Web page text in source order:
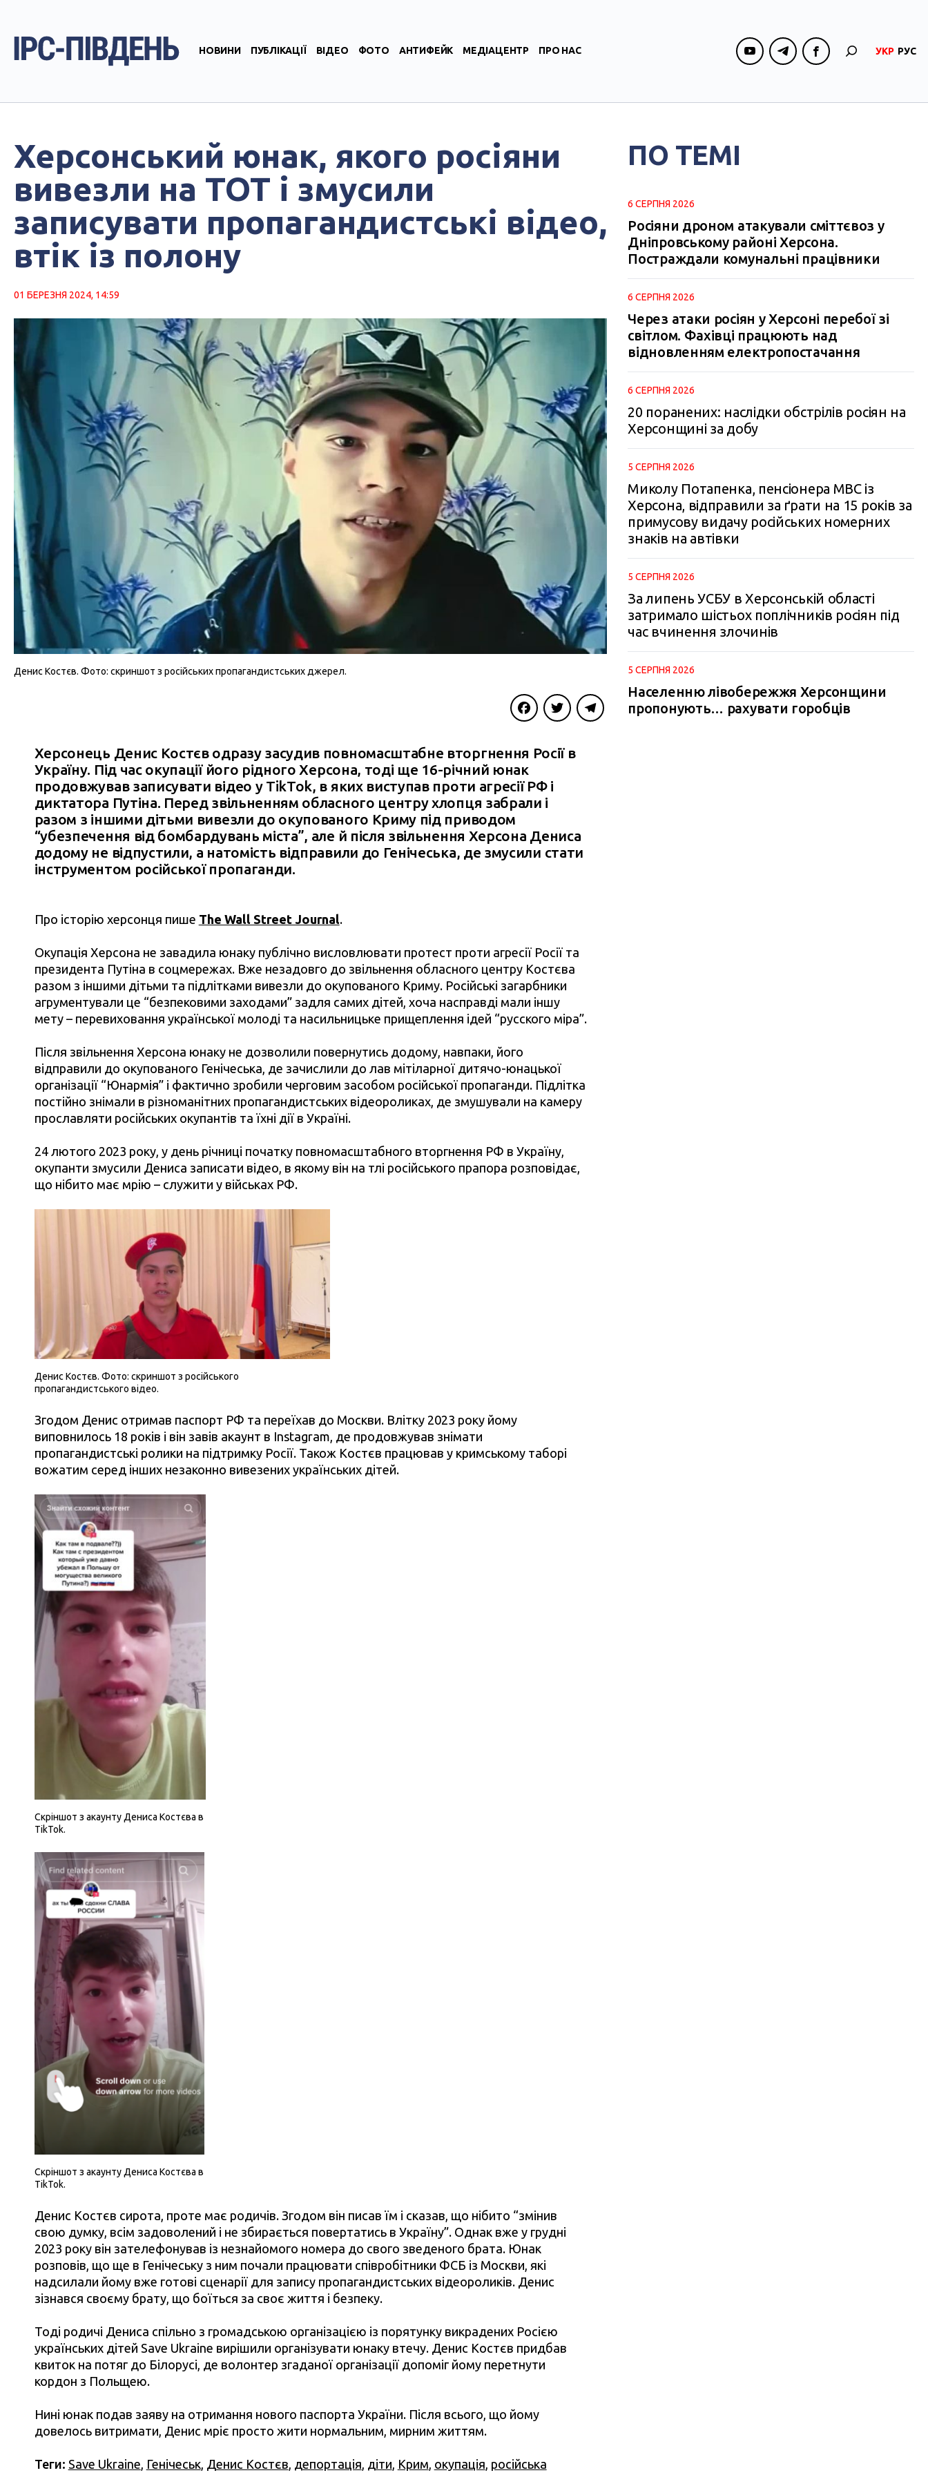
НОВИНИ ПУБЛІКАЦІЇ ВІДЕО ФОТО АНТИФЕЙК МЕДІАЦЕНТР ПРО НАС УКР РУС
Херсонський юнак, якого росіяни
вивезли на ТОТ і змусили
записувати пропагандистські відео,
втік із полону
01 БЕРЕЗНЯ 2024, 14:59
Денис Костєв. Фото: скриншот з російських пропагандистських джерел.
Херсонець Денис Костєв одразу засудив повномасштабне вторгнення Росії в
Україну. Під час окупації його рідного Херсона, тоді ще 16-річний юнак
продовжував записувати відео у TikTok, в яких виступав проти агресії РФ і
диктатора Путіна. Перед звільненням обласного центру хлопця забрали і
разом з іншими дітьми вивезли до окупованого Криму під приводом
“убезпечення від бомбардувань міста”, але й після звільнення Херсона Дениса
додому не відпустили, а натомість відправили до Генічеська, де змусили стати
інструментом російської пропаганди.
Про історію херсонця пише The Wall Street Journal.
Окупація Херсона не завадила юнаку публічно висловлювати протест проти агресії Росії та
президента Путіна в соцмережах. Вже незадовго до звільнення обласного центру Костєва
разом з іншими дітьми та підлітками вивезли до окупованого Криму. Російські загарбники
агрументували це “безпековими заходами” задля самих дітей, хоча насправді мали іншу
мету – перевиховання української молоді та насильницьке прищеплення ідей “русского міра”.
Після звільнення Херсона юнаку не дозволили повернутись додому, навпаки, його
відправили до окупованого Генічеська, де зачислили до лав мітіларної дитячо-юнацької
організації “Юнармія” і фактично зробили черговим засобом російської пропаганди. Підлітка
постійно знімали в різноманітних пропагандистських відеороликах, де змушували на камеру
прославляти російських окупантів та їхні дії в Україні.
24 лютого 2023 року, у день річниці початку повномасштабного вторгнення РФ в Україну,
окупанти змусили Дениса записати відео, в якому він на тлі російського прапора розповідає,
що нібито має мрію – служити у військах РФ.
Денис Костєв. Фото: скриншот з російського
пропагандистського відео.
Згодом Денис отримав паспорт РФ та переїхав до Москви. Влітку 2023 року йому
виповнилось 18 років і він завів акаунт в Instagram, де продовжував знімати
пропагандистські ролики на підтримку Росії. Також Костєв працював у кримському таборі
вожатим серед інших незаконно вивезених українських дітей.
Скріншот з акаунту Дениса Костєва в
TikTok.
Скріншот з акаунту Дениса Костєва в
TikTok.
Денис Костєв сирота, проте має родичів. Згодом він писав їм і сказав, що нібито “змінив
свою думку, всім задоволений і не збирається повертатись в Україну”. Однак вже у грудні
2023 року він зателефонував із незнайомого номера до свого зведеного брата. Юнак
розповів, що ще в Генічеську з ним почали працювати співробітники ФСБ із Москви, які
надсилали йому вже готові сценарії для запису пропагандистських відеороликів. Денис
зізнався своєму брату, що боїться за своє життя і безпеку.
Тоді родичі Дениса спільно з громадською організацією із порятунку викрадених Росією
українських дітей Save Ukraine вирішили організувати юнаку втечу. Денис Костєв придбав
квиток на потяг до Білорусі, де волонтер згаданої організації допоміг йому перетнути
кордон з Польщею.
Нині юнак подав заяву на отримання нового паспорта України. Після всього, що йому
довелось витримати, Денис мріє просто жити нормальним, мирним життям.
Теги: Save Ukraine Генічеськ, Денис Костєв депортація діти Крим окупація російська
ПО ТЕМІ
6 СЕРПНЯ 2026
Росіяни дроном атакували сміттєвоз у
Дніпровському районі Херсона.
Постраждали комунальні працівники
6 СЕРПНЯ 2026
Через атаки росіян у Херсоні перебої зі
світлом. Фахівці працюють над
відновленням електропостачання
6 СЕРПНЯ 2026
20 поранених: наслідки обстрілів росіян на
Херсонщині за добу
5 СЕРПНЯ 2026
Миколу Потапенка, пенсіонера МВС із
Херсона, відправили за ґрати на 15 років за
примусову видачу російських номерних
знаків на автівки
5 СЕРПНЯ 2026
За липень УСБУ в Херсонській області
затримало шістьох поплічників росіян під
час вчинення злочинів
5 СЕРПНЯ 2026
Населенню лівобережжя Херсонщини
пропонують… рахувати горобців